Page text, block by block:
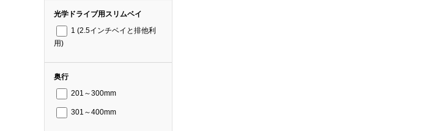
光学ドライブ用スリムベイ
1 (2.5インチベイと排他利
用)
奥行
201～300mm
301～400mm